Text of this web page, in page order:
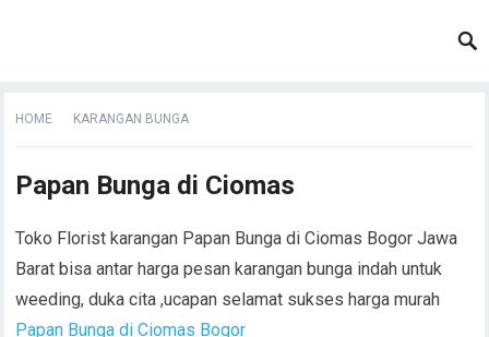
HOME KARANGAN BUNGA
Papan Bunga di Ciomas
Toko Florist karangan Papan Bunga di Ciomas Bogor Jawa
Barat bisa antar harga pesan karangan bunga indah untuk
weeding, duka cita ,ucapan selamat sukses harga murah
Papan Bunga di Ciomas Bogor